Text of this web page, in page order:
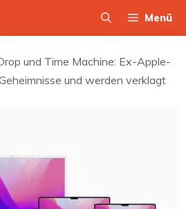
Menü
und Time Machine: Ex-Apple-
und werden verklagt